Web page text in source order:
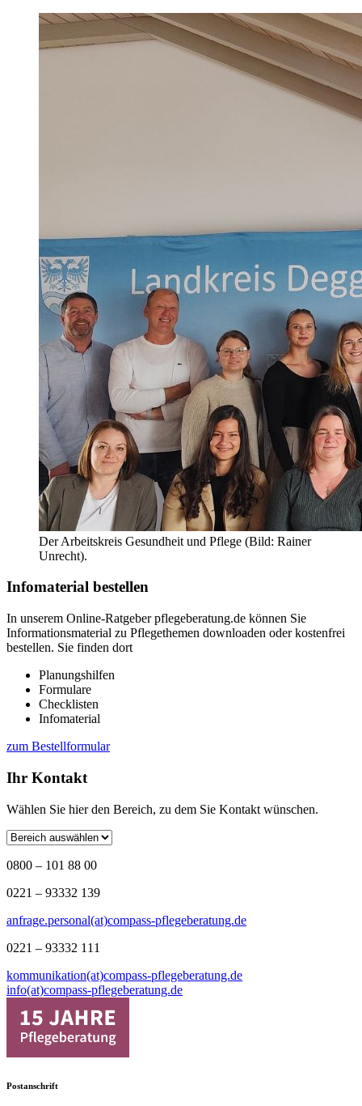
Der Arbeitskreis Gesundheit und Pflege (Bild: Rainer
Unrecht).
Infomaterial bestellen
In unserem Online-Ratgeber pflegeberatung.de können Sie
Informationsmaterial zu Pflegethemen downloaden oder kostenfrei
bestellen. Sie finden dort
Planungshilfen
Formulare
Checklisten
Infomaterial
zum Bestellformular
Ihr Kontakt
Wählen Sie hier den Bereich, zu dem Sie Kontakt wünschen.
0800 – 101 88 00
0221 – 93332 139
anfrage.personal(at)compass-pflegeberatung.de
0221 – 93332 111
kommunikation(at)compass-pflegeberatung.de
info(at)compass-pflegeberatung.de
Postanschrift